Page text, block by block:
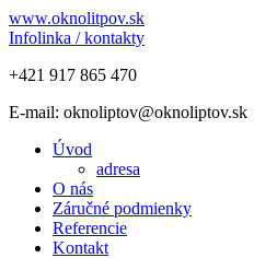
www.oknolitpov.sk
Infolinka / kontakty
+421 917 865 470
E-mail: oknoliptov@oknoliptov.sk
Úvod
adresa
O nás
Záručné podmienky
Referencie
Kontakt